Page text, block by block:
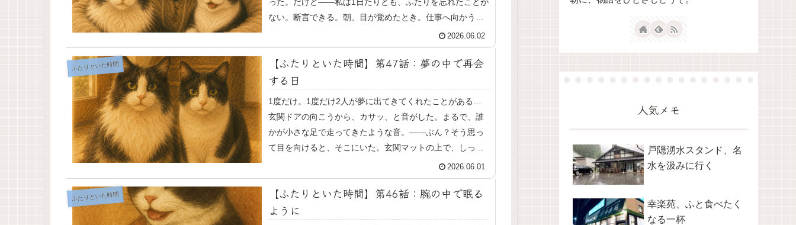
ない。断言できる。朝、目が覚めたとき。仕事へ向かうと
2026.06.02
ふたりといた時間
【ふたりといた時間】第47話：夢の中で再会
する日
1度だけ。1度だけ2人が夢に出てきてくれたことがある…
玄関ドアの向こうから、カサッ、と音がした。まるで、誰
かが小さな足で走ってきたような音。——ぶん？そう思っ
て目を向けると、そこにいた。玄関マットの上で、しっぽ
2026.06.01
ふたりといた時間
【ふたりといた時間】第46話：腕の中で眠る
ように
人気メモ
戸隠湧水スタンド、名
水を汲みに行く
幸楽苑、ふと食べたく
なる一杯